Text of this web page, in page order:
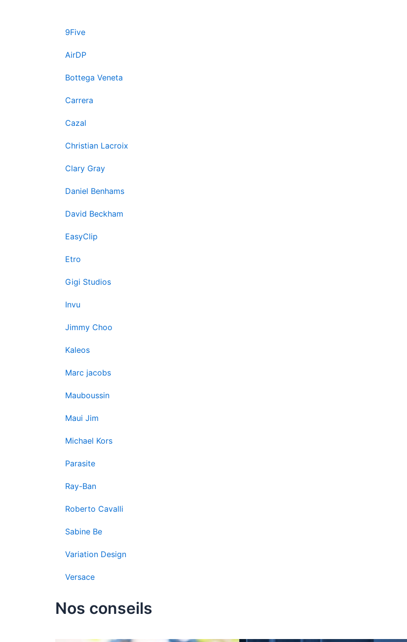
9Five
AirDP
Bottega Veneta
Carrera
Cazal
Christian Lacroix
Clary Gray
Daniel Benhams
David Beckham
EasyClip
Etro
Gigi Studios
Invu
Jimmy Choo
Kaleos
Marc jacobs
Mauboussin
Maui Jim
Michael Kors
Parasite
Ray-Ban
Roberto Cavalli
Sabine Be
Variation Design
Versace
Nos conseils